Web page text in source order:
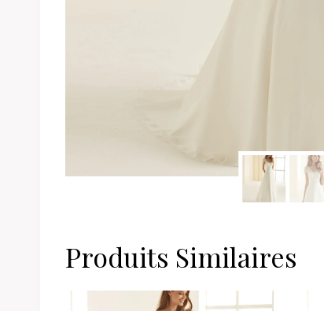
Produits Similaires